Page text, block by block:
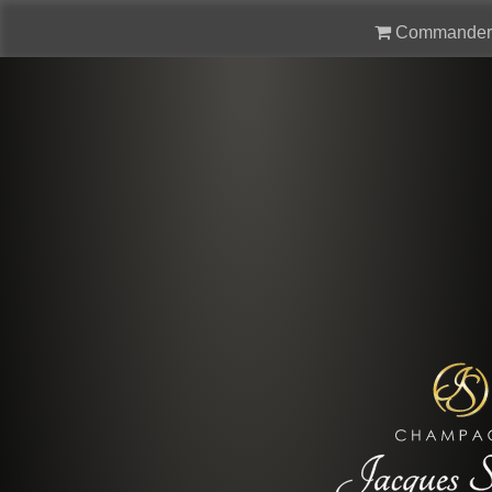
Commander